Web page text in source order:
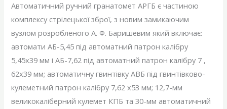
Автоматичний ручний гранатомет АРГБ є частиною
комплексу стрілецької зброї, з новим замикаючим
вузлом розробленого А. Ф. Баришевим який включає:
автомати АБ-5,45 під автоматний патрон калібру
5,45х39 мм і АБ-7,62 під автоматний патрон калібру 7 ,
62х39 мм; автоматичну гвинтівку АВБ під гвинтівково-
кулеметний патрон калібру 7,62 х53 мм; 12,7-мм
великокаліберний кулемет КПБ та 30-мм автоматичний